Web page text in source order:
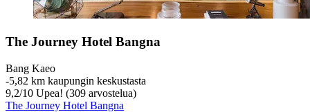
The Journey Hotel Bangna
Bang Kaeo
‐5,82 km kaupungin keskustasta
9,2/10 Upea! (309 arvostelua)
The Journey Hotel Bangna